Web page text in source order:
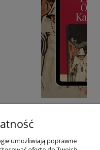
i Zakōn Ôstatnigo
- M. Melon
GBP
umożliwiają poprawne